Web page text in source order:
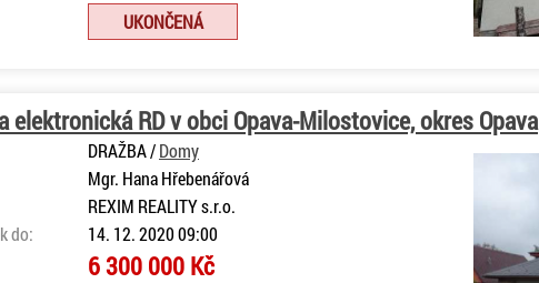
UKONČENÁ
elektronická RD v obci Opava-Milostovice, okres Opava
DRAŽBA /Domy
Mgr. Hana Hřebenářová
REXIM REALITY s.r.o.
do:
14. 12. 2020 09:00
6 300 000 Kč